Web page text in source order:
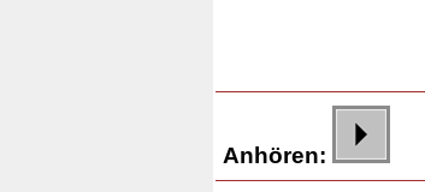
Anhören: